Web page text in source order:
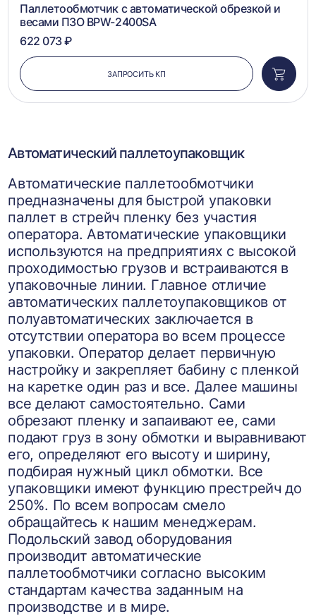
Паллетообмотчик с автоматической обрезкой и
весами ПЗО BPW-2400SA
622 073 ₽
ЗАПРОСИТЬ КП
в
Автоматический паллетоупаковщик
Автоматические паллетообмотчики
предназначены для быстрой упаковки
паллет в стрейч пленку без участия
оператора. Автоматические упаковщики
используются на предприятиях с высокой
проходимостью грузов и встраиваются в
упаковочные линии. Главное отличие
автоматических паллетоупаковщиков от
полуавтоматических заключается в
отсутствии оператора во всем процессе
упаковки. Оператор делает первичную
настройку и закрепляет бабину с пленкой
на каретке один раз и все. Далее машины
все делают самостоятельно. Сами
обрезают пленку и запаивают ее, сами
подают груз в зону обмотки и выравнивают
его, определяют его высоту и ширину,
подбирая нужный цикл обмотки. Все
упаковщики имеют функцию престрейч до
250%. По всем вопросам смело
обращайтесь к нашим менеджерам.
Подольский завод оборудования
производит автоматические
паллетообмотчики согласно высоким
стандартам качества заданным на
производстве и в мире.